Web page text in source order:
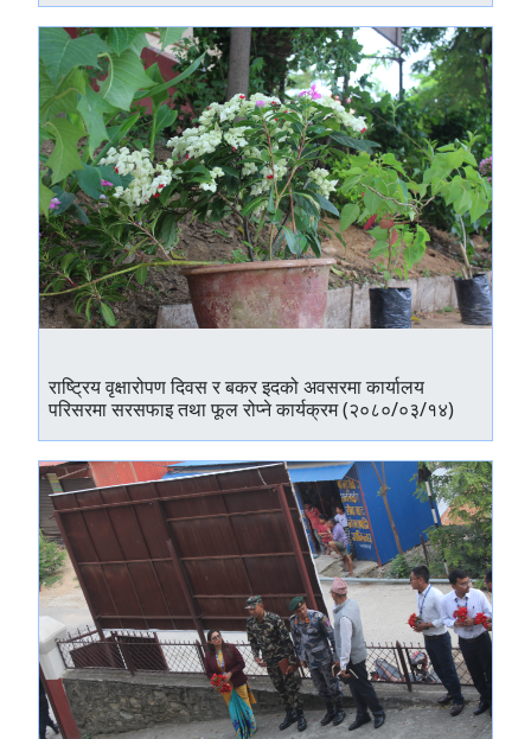
राष्ट्रिय वृक्षारोपण दिवस र बकर इदको अवसरमा कार्यालय
परिसरमा सरसफाइ तथा फूल रोप्ने कार्यक्रम (२०८०/०३/१४)